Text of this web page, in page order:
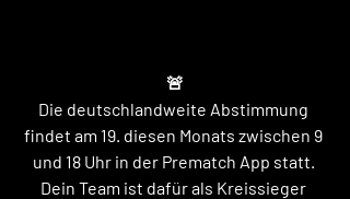
🚨
Die deutschlandweite Abstimmung
findet am 19. diesen Monats zwischen 9
und 18 Uhr in der Prematch App statt.
Dein Team ist dafür als Kreissieger